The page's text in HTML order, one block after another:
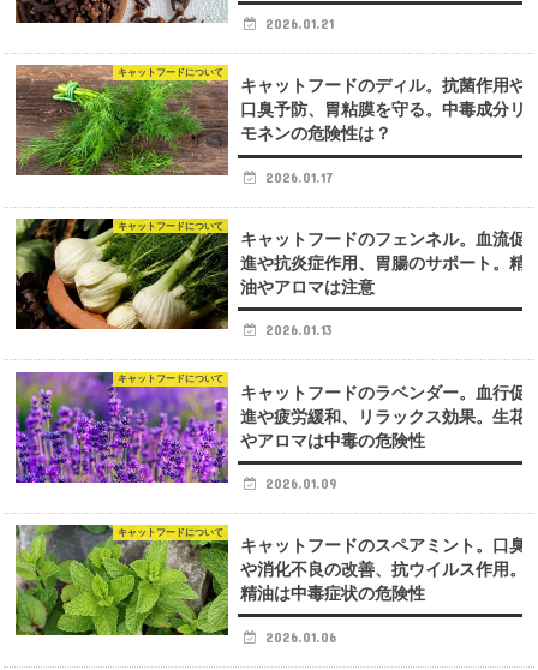
2026.01.21
キャットフードについて
キャットフードのディル。抗菌作用や
口臭予防、胃粘膜を守る。中毒成分リ
モネンの危険性は？
2026.01.17
キャットフードについて
キャットフードのフェンネル。血流促
進や抗炎症作用、胃腸のサポート。精
油やアロマは注意
2026.01.13
キャットフードについて
キャットフードのラベンダー。血行促
進や疲労緩和、リラックス効果。生花
やアロマは中毒の危険性
2026.01.09
キャットフードについて
キャットフードのスペアミント。口臭
や消化不良の改善、抗ウイルス作用。
精油は中毒症状の危険性
2026.01.06